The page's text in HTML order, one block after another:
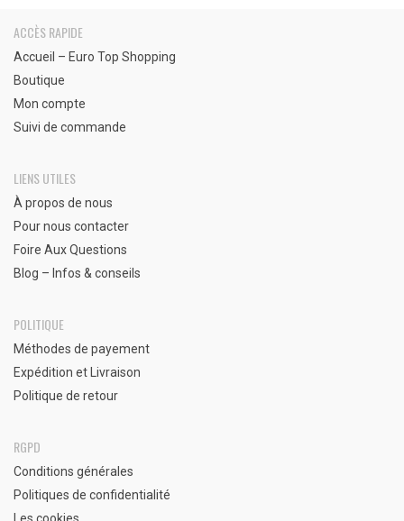
ACCÈS RAPIDE
Accueil – Euro Top Shopping
Boutique
Mon compte
Suivi de commande
LIENS UTILES
À propos de nous
Pour nous contacter
Foire Aux Questions
Blog – Infos & conseils
POLITIQUE
Méthodes de payement
Expédition et Livraison
Politique de retour
RGPD
Conditions générales
Politiques de confidentialité